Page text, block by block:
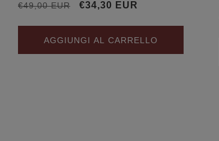
Prezzo
€49,00 EUR
Prezzo
€34,30 EUR
AGGIUNGI AL CARRELLO